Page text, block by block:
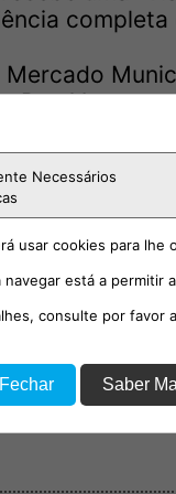
Bon
Cestas
tradição,
com
animação
site
Necessários
usar cookies para lhe
está a permitir
consulte por favor
Saber